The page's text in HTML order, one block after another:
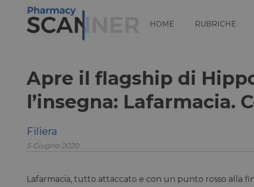
HOME RUBRICHE
Apre il flagship di
l’insegna: Lafarmacia.
Filiera
5 Giugno 2020
Lafarmacia, tutto attaccato e con un punto rosso alla